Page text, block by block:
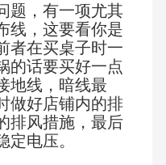
题，有一项尤其
线，这要看你是
者在买桌子时一
的话要买好一点
地线，暗线最
做好店铺内的排
排风措施，最后
电压。